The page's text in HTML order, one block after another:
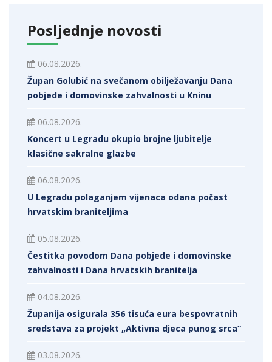
Posljednje novosti
06.08.2026.
Župan Golubić na svečanom obilježavanju Dana
pobjede i domovinske zahvalnosti u Kninu
06.08.2026.
Koncert u Legradu okupio brojne ljubitelje
klasične sakralne glazbe
06.08.2026.
U Legradu polaganjem vijenaca odana počast
hrvatskim braniteljima
05.08.2026.
Čestitka povodom Dana pobjede i domovinske
zahvalnosti i Dana hrvatskih branitelja
04.08.2026.
Županija osigurala 356 tisuća eura bespovratnih
sredstava za projekt „Aktivna djeca punog srca“
03.08.2026.